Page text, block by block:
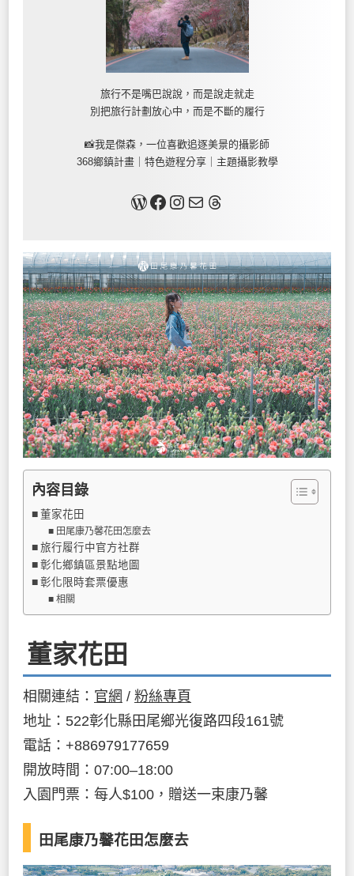
旅行不是嘴巴說說，而是說走就走
別把旅行計劃放心中，而是不斷的履行
📸我是傑森，一位喜歡追逐美景的攝影師
368鄉鎮計畫｜特色遊程分享｜主題攝影教學
關於我Facebook InstagramMail Threads
內容目錄
董家花田
田尾康乃馨花田怎麼去
旅行履行中官方社群
彰化鄉鎮區景點地圖
彰化限時套票優惠
相關
董家花田
相關連結： 官網 / 粉絲專頁
地址：522彰化縣田尾鄉光復路四段161號
電話：+886979177659
開放時間：07:00–18:00
入園門票：每人$100，贈送一束康乃馨
田尾康乃馨花田怎麼去